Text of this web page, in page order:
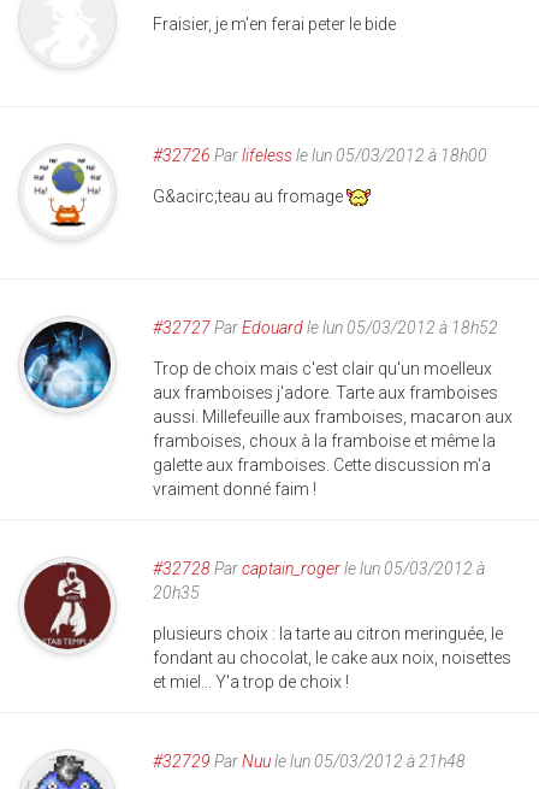
Fraisier, je m'en ferai peter le bide
#32726 Parlifelessle lun 05/03/2012 à 18h00
G&acirc;teau au fromage
#32727ParEdouardle lun 05/03/2012 à 18h52
Trop de choix mais c'est clair qu'un moelleux
aux framboises j'adore. Tarte aux framboises
aussi. Millefeuille aux framboises, macaron aux
framboises, choux à la framboise et même la
galette aux framboises. Cette discussion m'a
vraiment donné faim !
#32728Parcaptain_rogerle lun 05/03/2012 à
20h35
plusieurs choix : la tarte au citron meringuée, le
fondant au chocolat, le cake aux noix, noisettes
et miel... Y'a trop de choix !
#32729 ParNuule lun 05/03/2012 à 21h48